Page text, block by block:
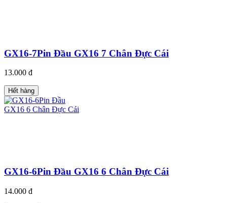
GX16-7Pin Đầu GX16 7 Chân Đực Cái
13.000 đ
Hết hàng
GX16-6Pin Đầu GX16 6 Chân Đực Cái
14.000 đ